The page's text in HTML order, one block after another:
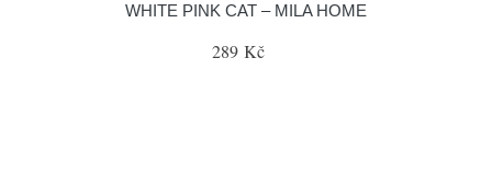
WHITE PINK CAT – MILA HOME
289 Kč